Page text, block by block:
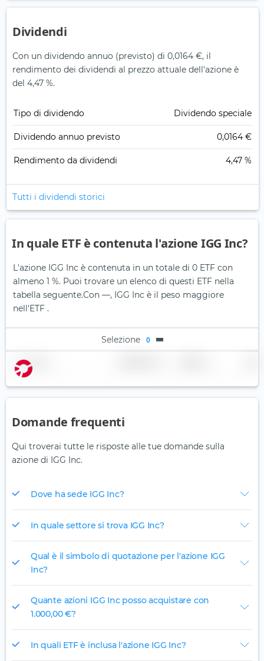
Dividendi
Con un dividendo annuo (previsto) di 0,0164 €, il
rendimento dei dividendi al prezzo attuale dell'azione è
del 4,47 %.
Tipo di dividendo Dividendo speciale
Dividendo annuo previsto 0,0164 €
Rendimento da dividendi 4,47 %
Tutti i dividendi storici
In quale ETF è contenuta l'azione IGG Inc?
L'azione IGG Inc è contenuta in un totale di 0 ETF con
almeno 1 %. Puoi trovare un elenco di questi ETF nella
tabella seguente.Con —, IGG Inc è il peso maggiore
nell'ETF .
Selezione 0
Nome
Domande frequenti
Qui troverai tutte le risposte alle tue domande sulla
azione di IGG Inc.
Dove ha sede IGG Inc?
In quale settore si trova IGG Inc?
Qual è il simbolo di quotazione per l'azione IGG
Inc?
Quante azioni IGG Inc posso acquistare con
1.000,00 €?
In quali ETF è inclusa l'azione IGG Inc?